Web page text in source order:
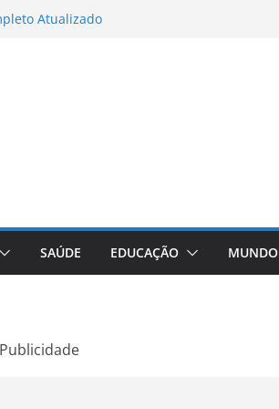
para Instagram Stories, Reels e
A Comprehensive Review of the
Loss Pill
para Trabalho
SAÚDE EDUCAÇÃO MUNDO
Publicidade